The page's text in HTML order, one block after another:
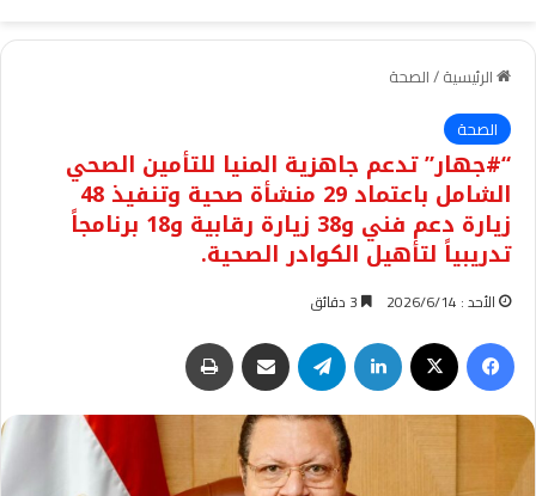
الرئيسية/الصحة
الصحة
“#جهار” تدعم جاهزية المنيا للتأمين الصحي
الشامل باعتماد 29 منشأة صحية وتنفيذ 48
زيارة دعم فني و38 زيارة رقابية و18 برنامجاً
تدريبياً لتأهيل الكوادر الصحية.
الأحد : 2026/6/14
فيسبوك لينكدإن تيلقرام مشاركة عبر البريد